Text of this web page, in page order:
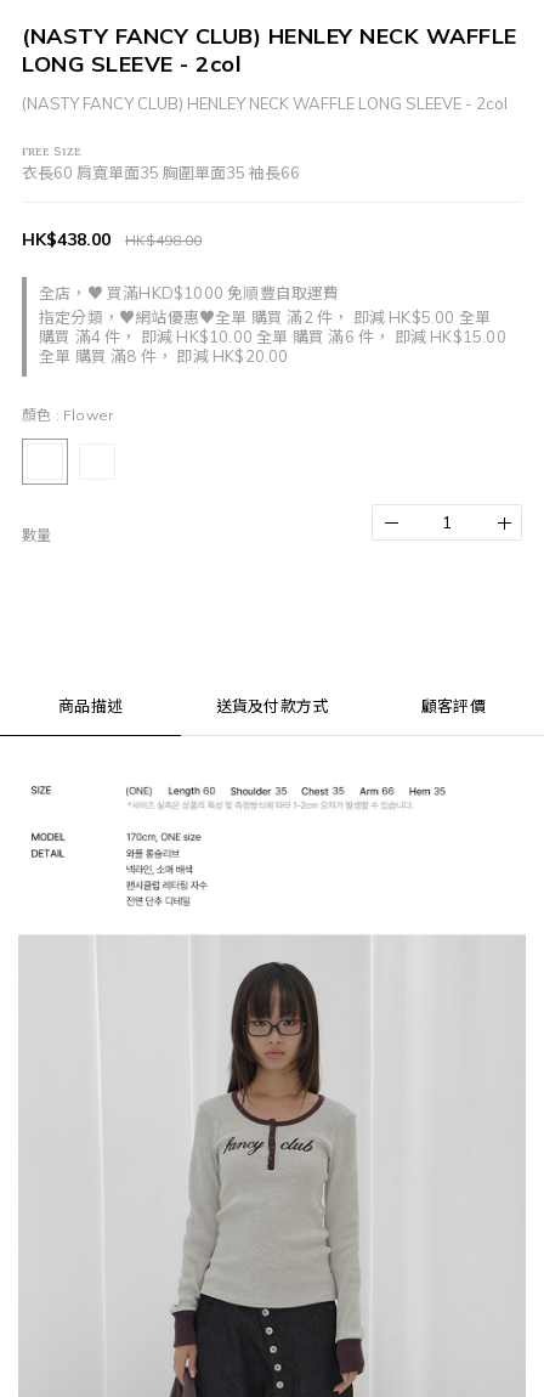
(NASTY FANCY CLUB) HENLEY NECK WAFFLE
LONG SLEEVE - 2col
(NASTY FANCY CLUB) HENLEY NECK WAFFLE LONG SLEEVE - 2col
ғʀᴇᴇ sɪᴢᴇ
衣長60 肩寬單面35 胸圍單面35 袖長66
全店，♥ 買滿HKD$1000 免順豐自取運費
指定分類，♥網站優惠♥全單 購買 滿2 件， 即減 HK$5.00 全單
購買 滿4 件， 即減 HK$10.00 全單 購買 滿6 件， 即減 HK$15.00
全單 購買 滿8 件， 即減 HK$20.00
HK$498.00
HK$438.00
顏色 : Flower
數量
商品描述 送貨及付款方式 顧客評價